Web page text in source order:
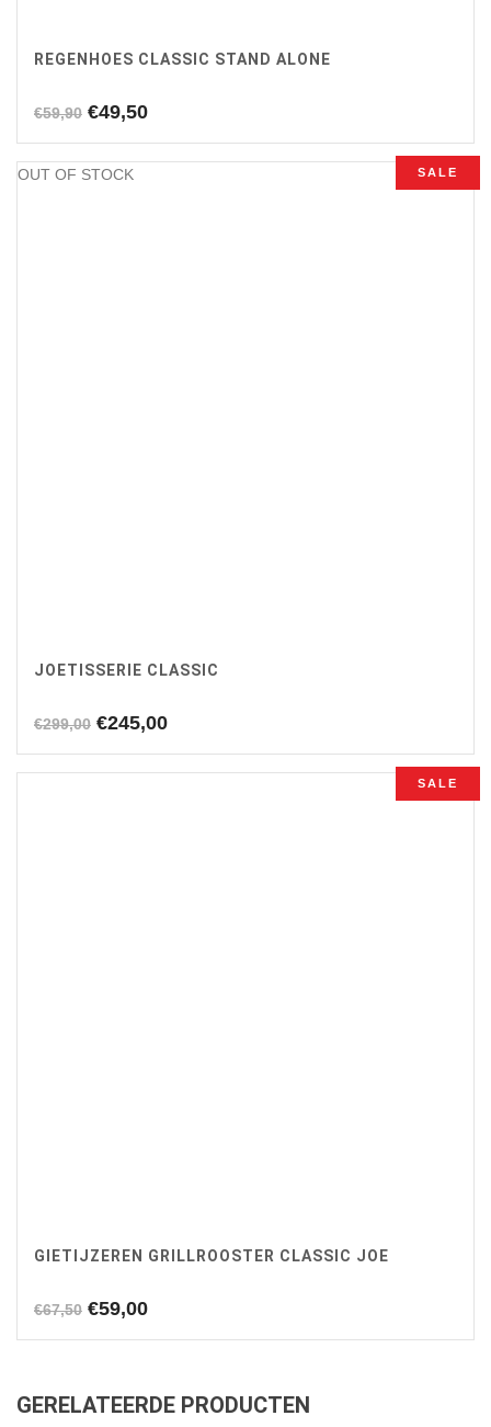
REGENHOES CLASSIC STAND ALONE
€59,90 Oorspronkelijke
was:
€59,90.
€49,50Huidige
is:
OUT OF STOCK SALE
JOETISSERIE CLASSIC
€299,00 Oorspronkelijke
was:
€245,00Huidige
is:
SALE
GIETIJZEREN GRILLROOSTER CLASSIC JOE
€67,50 Oorspronkelijke
€59,00Huidige
GERELATEERDE PRODUCTEN